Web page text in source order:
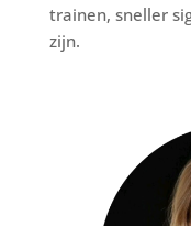
trainen, sneller
zijn.